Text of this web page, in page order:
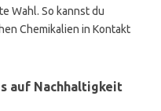
Wahl. So kannst du
Chemikalien in Kontakt
auf Nachhaltigkeit